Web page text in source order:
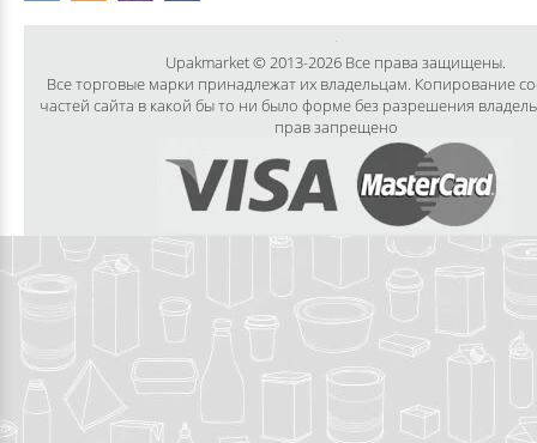
Upakmarket © 2013-2026 Все права защищены.
Все торговые марки принадлежат их владельцам. Копирование
частей сайта в какой бы то ни было форме без разрешения
прав запрещено